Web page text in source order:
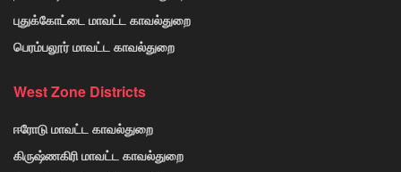
புதுக்கோட்டை மாவட்ட காவல்துறை
பெரம்பலூர் மாவட்ட காவல்துறை
West Zone Districts
ஈரோடு மாவட்ட காவல்துறை
கிருஷ்ணகிரி மாவட்ட காவல்துறை